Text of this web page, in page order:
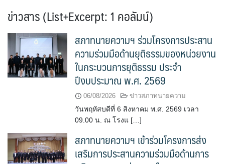
ข่าวสาร (List+Excerpt: 1 คอลัมน์)
สภาทนายความฯ ร่วมโครงการประสาน
ความร่วมมือด้านยุติธรรมของหน่วยงาน
ในกระบวนการยุติธรรม ประจำ
ปีงบประมาณ พ.ศ. 2569
06/08/2026 ข่าวสภาทนายความ
วันพฤหัสบดีที่ 6 สิงหาคม พ.ศ. 2569 เวลา
09.00 น. ณ โรงแ […]
สภาทนายความฯ เข้าร่วมโครงการส่ง
เสริมการประสานความร่วมมือด้านการ